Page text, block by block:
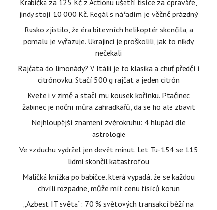
Krabička za 125 Kč z Actionu ušetří tisíce za opraváře,
jindy stojí 10 000 Kč. Regál s nářadím je věčně prázdný
Rusko zjistilo, že éra bitevních helikoptér skončila, a
pomalu je vyřazuje. Ukrajinci je proškolili, jak to nikdy
nečekali
Rajčata do limonády? V Itálii je to klasika a chuť předčí i
citrónovku. Stačí 500 g rajčat a jeden citrón
Kvete i v zimě a stačí mu kousek kořínku. Ptačinec
žabinec je noční můra zahrádkářů, dá se ho ale zbavit
Nejhloupější znamení zvěrokruhu: 4 hlupáci dle
astrologie
Ve vzduchu vydržel jen devět minut. Let Tu-154 se 115
lidmi skončil katastrofou
Maličká knížka po babičce, která vypadá, že se každou
chvíli rozpadne, může mít cenu tisíců korun
„Azbest IT světa“: 70 % světových transakcí běží na